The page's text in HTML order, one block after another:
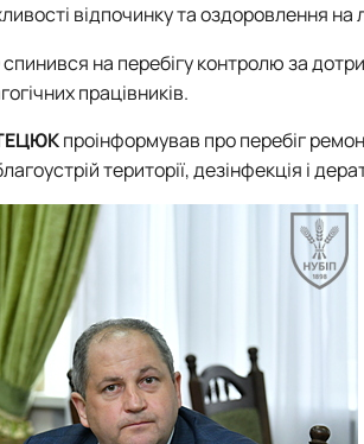
відпочинку та оздоровлення на
спинився на перебігу контролю за
працівників.
проінформував про перебіг
території, дезінфекція і